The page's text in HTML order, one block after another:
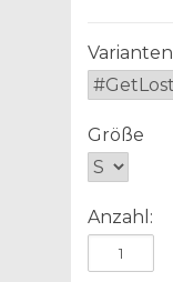
Varianten
Größe
Anzahl: